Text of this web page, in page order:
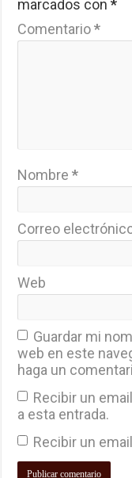
marcados con*
Comentario*
Nombre*
Correo
Web
Guardar mi
web en este
haga un
Recibir un
a esta entrada.
Recibir un